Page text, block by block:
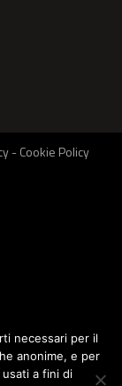
-Cookie Policy
necessari per il
anonime, e per
a fini di